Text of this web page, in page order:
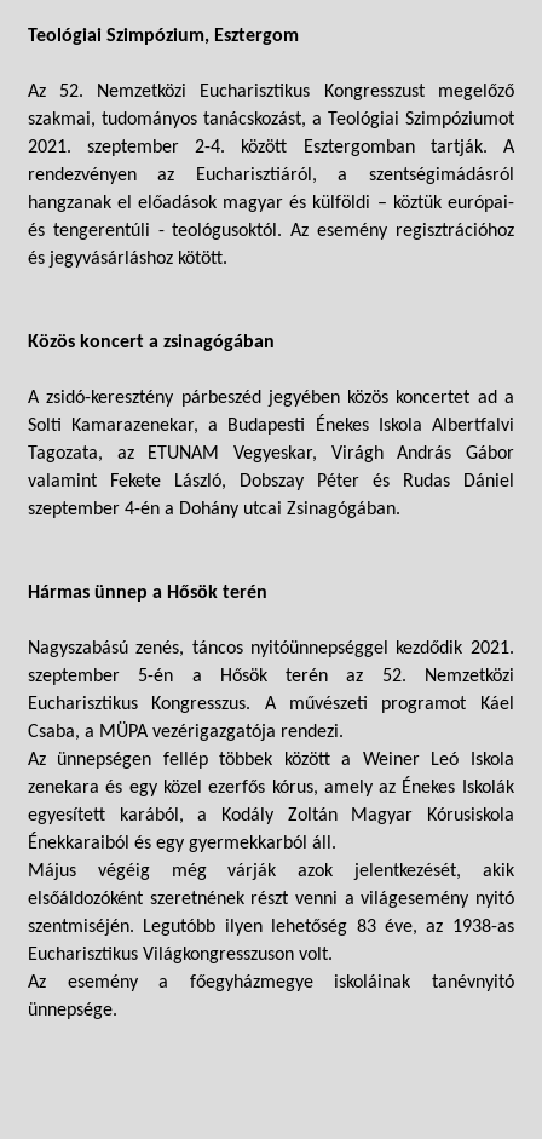
Teológiai Szimpózium, Esztergom
Az 52. Nemzetközi Eucharisztikus Kongresszust megelőző
szakmai, tudományos tanácskozást, a Teológiai Szimpóziumot
2021. szeptember 2-4. között Esztergomban tartják. A
rendezvényen az Eucharisztiáról, a szentségimádásról
hangzanak el előadások magyar és külföldi – köztük európai-
és tengerentúli - teológusoktól. Az esemény regisztrációhoz
és jegyvásárláshoz kötött.
Közös koncert a zsinagógában
A zsidó-keresztény párbeszéd jegyében közös koncertet ad a
Solti Kamarazenekar, a Budapesti Énekes Iskola Albertfalvi
Tagozata, az ETUNAM Vegyeskar, Virágh András Gábor
valamint Fekete László, Dobszay Péter és Rudas Dániel
szeptember 4-én a Dohány utcai Zsinagógában.
Hármas ünnep a Hősök terén
Nagyszabású zenés, táncos nyitóünnepséggel kezdődik 2021.
szeptember 5-én a Hősök terén az 52. Nemzetközi
Eucharisztikus Kongresszus. A művészeti programot Káel
Csaba, a MÜPA vezérigazgatója rendezi.
Az ünnepségen fellép többek között a Weiner Leó Iskola
zenekara és egy közel ezerfős kórus, amely az Énekes Iskolák
egyesített karából, a Kodály Zoltán Magyar Kórusiskola
Énekkaraiból és egy gyermekkarból áll.
Május végéig még várják azok jelentkezését, akik
elsőáldozóként szeretnének részt venni a világesemény nyitó
szentmiséjén. Legutóbb ilyen lehetőség 83 éve, az 1938-as
Eucharisztikus Világkongresszuson volt.
Az esemény a főegyházmegye iskoláinak tanévnyitó
ünnepsége.